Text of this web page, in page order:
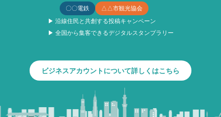
〇〇電鉄
△△市観光協会
▶ 沿線住民と共創する投稿キャンペーン
▶ 全国から集客できるデジタルスタンプラリー
ビジネスアカウントについて詳しくはこちら